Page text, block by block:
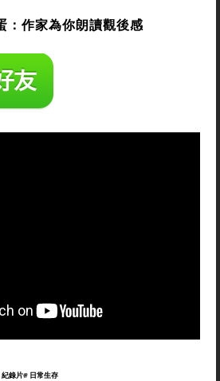
：作家為你朗讀觀後感
錄片# 日常生存